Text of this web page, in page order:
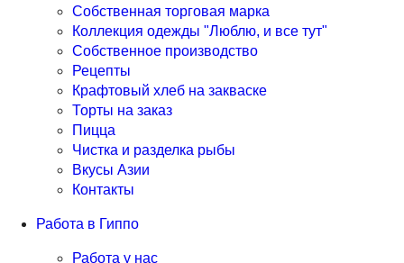
Собственная торговая марка
Коллекция одежды "Люблю, и все тут"
Собственное производство
Рецепты
Крафтовый хлеб на закваске
Торты на заказ
Пицца
Чистка и разделка рыбы
Вкусы Азии
Контакты
Работа в Гиппо
Работа у нас